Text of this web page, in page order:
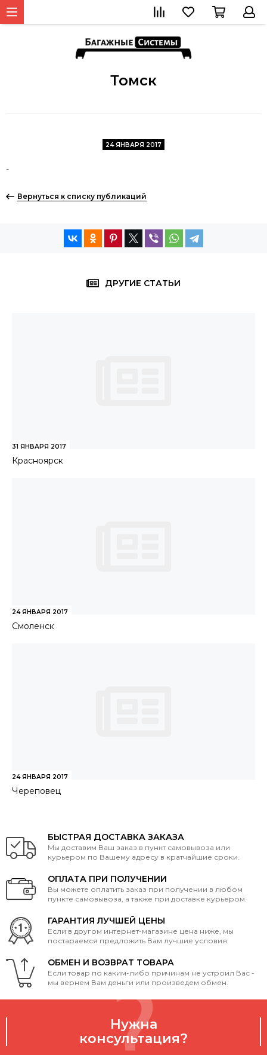
Томск
24 ЯНВАРЯ 2017
-
Вернуться к списку публикаций
ДРУГИЕ СТАТЬИ
31 ЯНВАРЯ 2017
Красноярск
24 ЯНВАРЯ 2017
Смоленск
24 ЯНВАРЯ 2017
Череповец
БЫСТРАЯ ДОСТАВКА ЗАКАЗА
Мы доставим Ваш заказ в пункт самовывоза или
курьером по Вашему адресу в кратчайшие сроки.
ОПЛАТА ПРИ ПОЛУЧЕНИИ
Вы можете оплатить заказ при получении в любом
пункте самовывоза, а также при доставке курьером.
ГАРАНТИЯ ЛУЧШЕЙ ЦЕНЫ
Если в другом интернет-магазине цена ниже, мы
постараемся предложить Вам лучшие условия.
ОБМЕН И ВОЗВРАТ ТОВАРА
Если товар по каким-либо причинам не устроил Вас -
мы вернем Вам деньги или произведем обмен.
Нужна
консультация?